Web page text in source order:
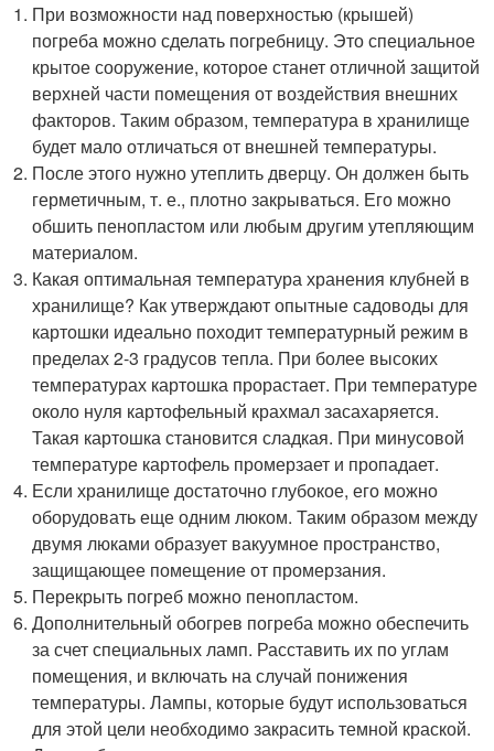
При возможности над поверхностью (крышей)
погреба можно сделать погребницу. Это специальное
крытое сооружение, которое станет отличной защитой
верхней части помещения от воздействия внешних
факторов. Таким образом, температура в хранилище
будет мало отличаться от внешней температуры.
После этого нужно утеплить дверцу. Он должен быть
герметичным, т. е., плотно закрываться. Его можно
обшить пенопластом или любым другим утепляющим
материалом.
Какая оптимальная температура хранения клубней в
хранилище? Как утверждают опытные садоводы для
картошки идеально походит температурный режим в
пределах 2-3 градусов тепла. При более высоких
температурах картошка прорастает. При температуре
около нуля картофельный крахмал засахаряется.
Такая картошка становится сладкая. При минусовой
температуре картофель промерзает и пропадает.
Если хранилище достаточно глубокое, его можно
оборудовать еще одним люком. Таким образом между
двумя люками образует вакуумное пространство,
защищающее помещение от промерзания.
Перекрыть погреб можно пенопластом.
Дополнительный обогрев погреба можно обеспечить
за счет специальных ламп. Расставить их по углам
помещения, и включать на случай понижения
температуры. Лампы, которые будут использоваться
для этой цели необходимо закрасить темной краской.